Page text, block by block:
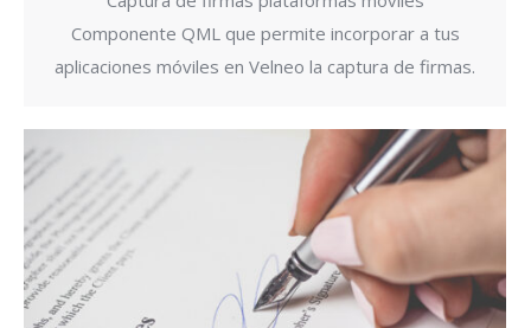
Componente QML que permite incorporar a tus
aplicaciones móviles en Velneo la captura de firmas.